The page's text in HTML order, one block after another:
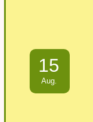
15
Aug.